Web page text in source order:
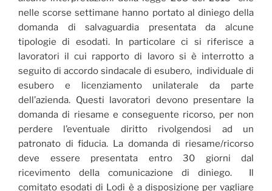
nelle scorse settimane hanno portato al diniego della
domanda di salvaguardia presentata da alcune
tipologie di esodati. In particolare ci si riferisce a
lavoratori il cui rapporto di lavoro si è interrotto a
seguito di accordo sindacale di esubero, individuale di
esubero e licenziamento unilaterale da parte
dell’azienda. Questi lavoratori devono presentare la
domanda di riesame e conseguente ricorso, per non
perdere l’eventuale diritto rivolgendosi ad un
patronato di fiducia. La domanda di riesame/ricorso
deve essere presentata entro 30 giorni dal
ricevimento della comunicazione di diniego. Il
comitato esodati di Lodi è a disposizione per vagliare